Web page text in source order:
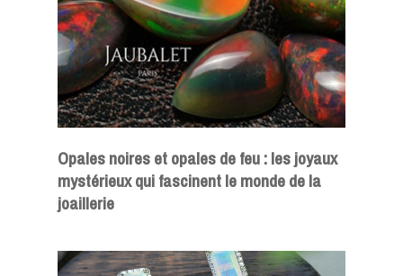
Opales noires et opales de feu : les joyaux
mystérieux qui fascinent le monde de la
joaillerie